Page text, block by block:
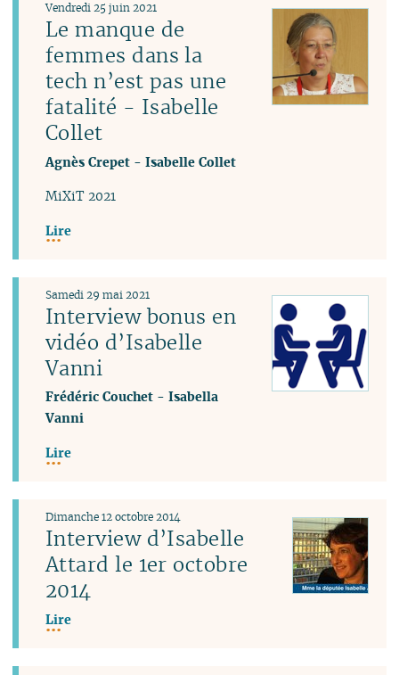
Le manque de
femmes dans la
tech n’est pas une
fatalité - Isabelle
Collet
Vendredi 25 juin 2021
Agnès Crepet -Isabelle Collet
MiXiT 2021
Lire
Interview bonus en
vidéo d’Isabelle
Vanni
Samedi 29 mai 2021
Frédéric Couchet -Isabella
Vanni
Lire
Interview d’Isabelle
Attard le 1er octobre
2014
Dimanche 12 octobre 2014
Lire